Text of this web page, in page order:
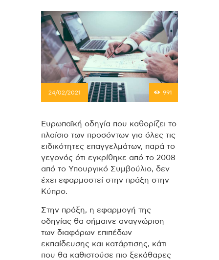
24/02/2021 991
Ευρωπαϊκή οδηγία που καθορίζει το
πλαίσιο των προσόντων για όλες τις
ειδικότητες επαγγελμάτων, παρά το
γεγονός ότι εγκρίθηκε από το 2008
από το Υπουργικό Συμβούλιο, δεν
έχει εφαρμοστεί στην πράξη στην
Κύπρο.
Στην πράξη, η εφαρμογή της
οδηγίας θα σήμαινε αναγνώριση
των διαφόρων επιπέδων
εκπαίδευσης και κατάρτισης, κάτι
που θα καθιστούσε πιο ξεκάθαρες